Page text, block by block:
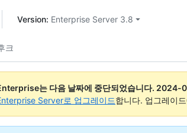
Version: Enterprise Server 3.8
크
는 다음 날짜에 중단되었습니다. 2024-
Server로 업그레이드합니다. 업그레이